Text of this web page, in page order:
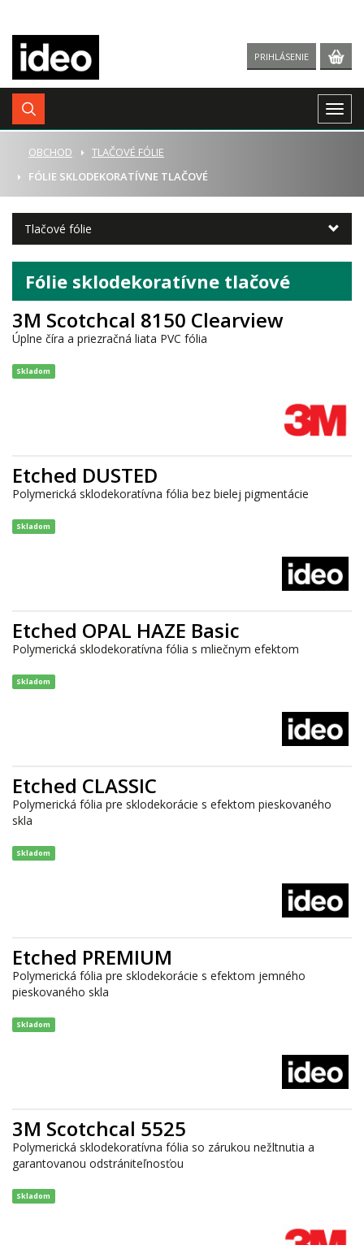
PRIHLÁSENIE
ÚVOD
OBCHOD
TLAČOVÉ FÓLIE
FÓLIE SKLODEKORATÍVNE TLAČOVÉ
Tlačové fólie
Fólie sklodekoratívne tlačové
3M Scotchcal 8150 Clearview
Úplne číra a priezračná liata PVC fólia
Skladom
Etched DUSTED
Polymerická sklodekoratívna fólia bez bielej pigmentácie
Skladom
Etched OPAL HAZE Basic
Polymerická sklodekoratívna fólia s mliečnym efektom
Skladom
Etched CLASSIC
Polymerická fólia pre sklodekorácie s efektom pieskovaného
skla
Skladom
Etched PREMIUM
Polymerická fólia pre sklodekorácie s efektom jemného
pieskovaného skla
Skladom
3M Scotchcal 5525
Polymerická sklodekoratívna fólia so zárukou nežltnutia a
garantovanou odstrániteľnosťou
Skladom